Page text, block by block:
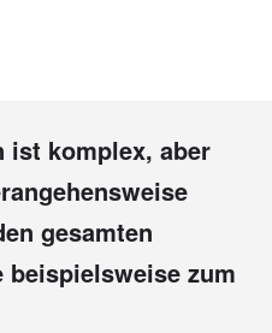
ist komplex, aber
gesamten
beispielsweise zum